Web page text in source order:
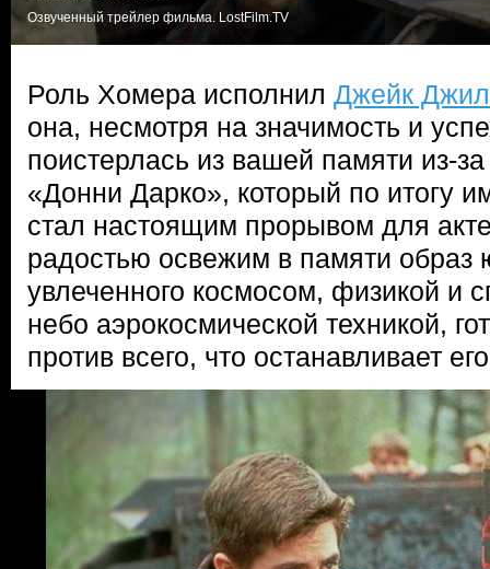
Озвученный трейлер фильма. LostFilm.TV
Роль Хомера исполнил Джейк
она, несмотря на значимость и
поистерлась из вашей памяти из-
«Донни Дарко», который по итогу
стал настоящим прорывом для
радостью освежим в памяти образ
увлеченного космосом, физикой и
небо аэрокосмической техникой,
против всего, что останавливает